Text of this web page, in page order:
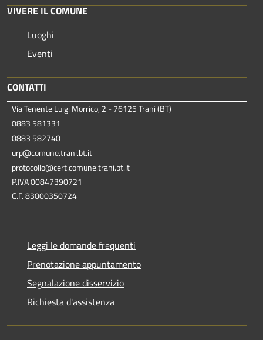
VIVERE IL COMUNE
Luoghi
Eventi
CONTATTI
Via Tenente Luigi Morrico, 2 - 76125 Trani (BT)
0883 581331
0883 582740
urp@comune.trani.bt.it
protocollo@cert.comune.trani.bt.it
P.IVA 00847390721
C.F. 83000350724
Leggi le domande frequenti
Prenotazione appuntamento
Segnalazione disservizio
Richiesta d'assistenza